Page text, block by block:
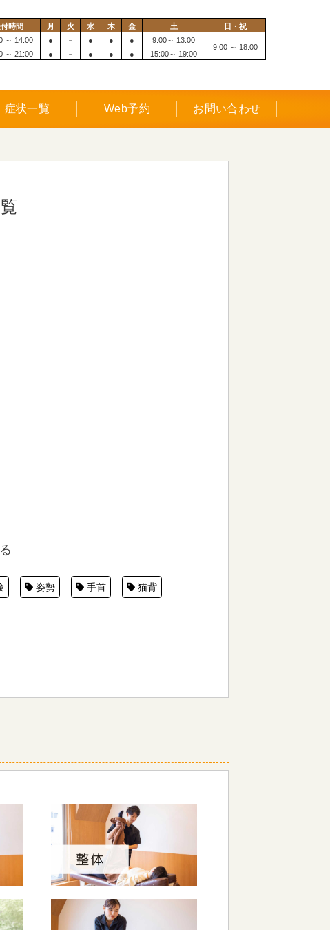
時間 月 火 水 木 金 土
日・祝
～ 14:00
● － ● ● ●
9:00～ 13:00
9:00 ～ 18:00
～ 21:00
● － ● ● ● 15:00～ 19:00
症状一覧 Web予約 お問い合わせ
姿勢 手首 猫背